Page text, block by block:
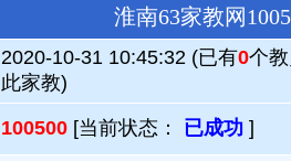
淮南63家教网
2020-10-31 10:45:32 (已有0个
此家教)
100500 [当前状态： 已成功 ]